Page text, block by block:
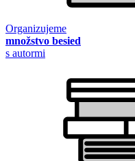
Organizujeme
množstvo besied
s autormi